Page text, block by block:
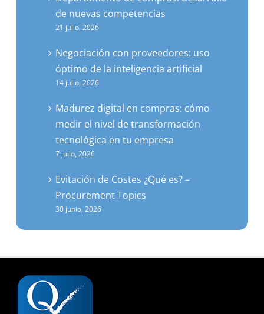
de nuevas competencias
Negociación con proveedores: uso
óptimo de la inteligencia artificial
14 julio, 2026
Madurez digital en compras: cómo
medir el nivel de transformación
tecnológica en tu empresa
7 julio, 2026
Evitación de Costes ¿Qué es? –
Procurement Topics